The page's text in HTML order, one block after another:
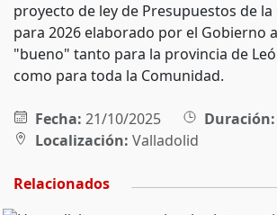
proyecto de ley de Presupuestos de
para 2026 elaborado por el Gobierno
"bueno" tanto para la provincia de
como para toda la Comunidad.
Fecha: 21/10/2025 Duración:
Localización: Valladolid
Relacionados